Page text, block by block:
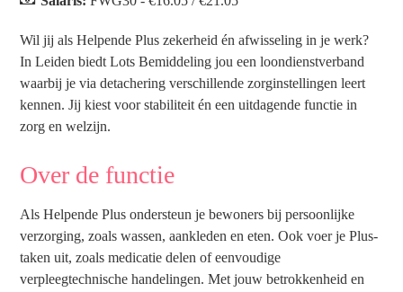
Wil jij als Helpende Plus zekerheid én afwisseling in je werk?
In Leiden biedt Lots Bemiddeling jou een loondienstverband
waarbij je via detachering verschillende zorginstellingen leert
kennen. Jij kiest voor stabiliteit én een uitdagende functie in
zorg en welzijn.
Over de functie
Als Helpende Plus ondersteun je bewoners bij persoonlijke
verzorging, zoals wassen, aankleden en eten. Ook voer je Plus-
taken uit, zoals medicatie delen of eenvoudige
verpleegtechnische handelingen. Met jouw betrokkenheid en